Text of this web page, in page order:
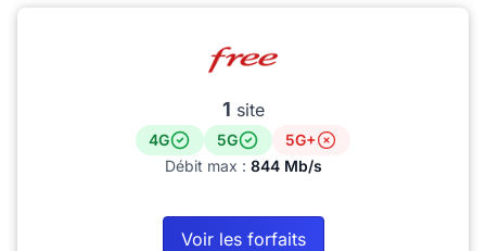
1 site
4G 5G
5G+
Débit max : 844 Mb/s
Voir les forfaits